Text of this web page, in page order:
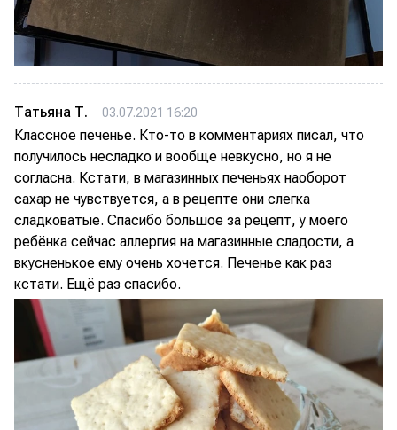
Татьяна Т. 03.07.2021 16:20
Классное печенье. Кто-то в комментариях писал, что
получилось несладко и вообще невкусно, но я не
согласна. Кстати, в магазинных печеньях наоборот
сахар не чувствуется, а в рецепте они слегка
сладковатые. Спасибо большое за рецепт, у моего
ребёнка сейчас аллергия на магазинные сладости, а
вкусненькое ему очень хочется. Печенье как раз
кстати. Ещё раз спасибо.